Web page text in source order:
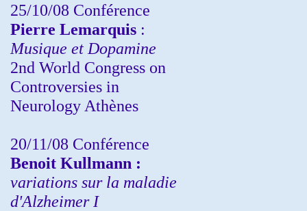
25/10/08 Conférence
Pierre Lemarquis :
Musique et Dopamine
2nd World Congress on
Controversies in
Neurology Athènes
20/11/08 Conférence
Benoit Kullmann :
variations sur la maladie
d'Alzheimer I